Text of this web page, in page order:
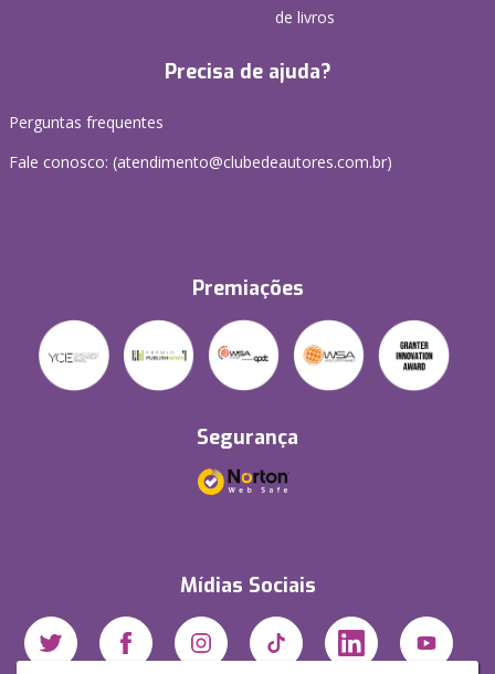
de livros
Precisa de ajuda?
Perguntas frequentes
Fale conosco: (atendimento@clubedeautores.com.br)
Premiações
Segurança
Mídias Sociais